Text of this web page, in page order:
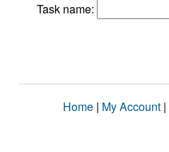
Task name:
Home | My Account |